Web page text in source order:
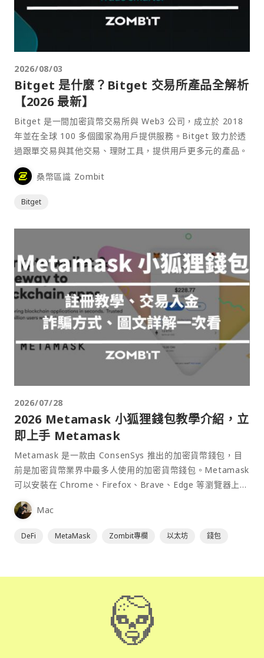
2026/08/03
Bitget 是什麼？Bitget 交易所產品全解析
【2026 最新】
Bitget 是一間加密貨幣交易所與 Web3 公司，成立於 2018
年並在全球 100 多個國家為用戶提供服務。Bitget 致力於透
過跟單交易與其他交易、理財工具，提供用戶更多元的產品。
桑幣區識 Zombit
Bitget
2026/07/28
2026 Metamask 小狐狸錢包教學介紹，立
即上手 Metamask
Metamask 是一款由 ConsenSys 推出的加密貨幣錢包，目
前是加密貨幣業界中最多人使用的加密貨幣錢包。Metamask
可以安裝在 Chrome、Firefox、Brave、Edge 等瀏覽器上作
為插件使用，具備許多功能且使用上非常方便。
Mac
DeFi MetaMask Zombit專欄 以太坊 錢包